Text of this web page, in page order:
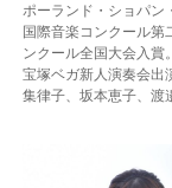
ポーランド・ショパン
国際音楽コンクール第
ンクール全国大会入賞
宝塚ベガ新人演奏会出
集律子、坂本恵子、渡